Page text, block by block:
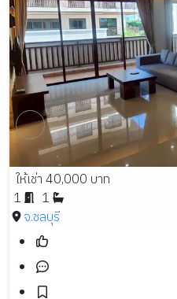
ให้เช่า 40,000 บาท
1
1
จ.ชลบุรี